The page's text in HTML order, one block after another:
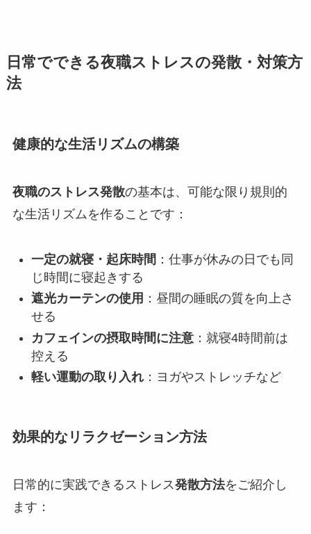
日常でできる夜職ストレスの発散・対策方
法
健康的な生活リズムの構築
夜職のストレス発散の基本は、可能な限り規則的
な生活リズムを作ることです：
一定の就寝・起床時間 ：仕事が休みの日でも同
じ時間に寝起きする
遮光カーテンの使用 ：昼間の睡眠の質を向上さ
せる
カフェインの摂取時間に注意：就寝4時間前は
控える
軽い運動の取り入れ：ヨガやストレッチなど
効果的なリラクゼーション方法
日常的に実践できるストレス発散方法をご紹介し
ます：